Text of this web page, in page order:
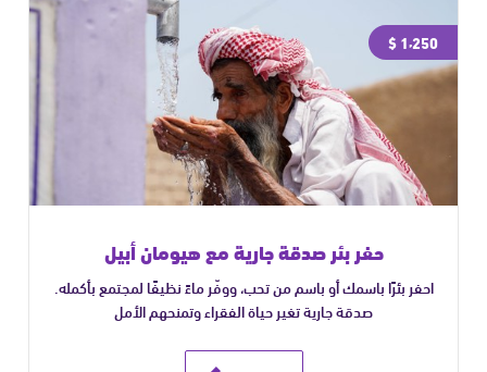
1٬250 $
حفر بئر صدقة جارية مع هيومان أبيل
احفر بئرًا باسمك أو باسم من تحب، ووفّر ماءً نظيفًا لمجتمع بأكمله.
صدقة جارية تغير حياة الفقراء وتمنحهم الأمل